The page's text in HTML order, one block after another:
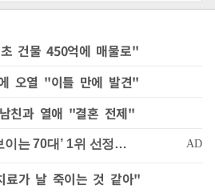
건물 450억에 매물로"
오열 "이틀 만에 발견"
친과 열애 "결혼 전제"
료가 날 죽이는 것 같아"